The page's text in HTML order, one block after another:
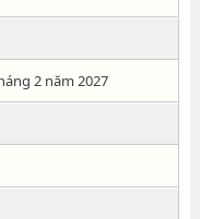
2 năm 2027